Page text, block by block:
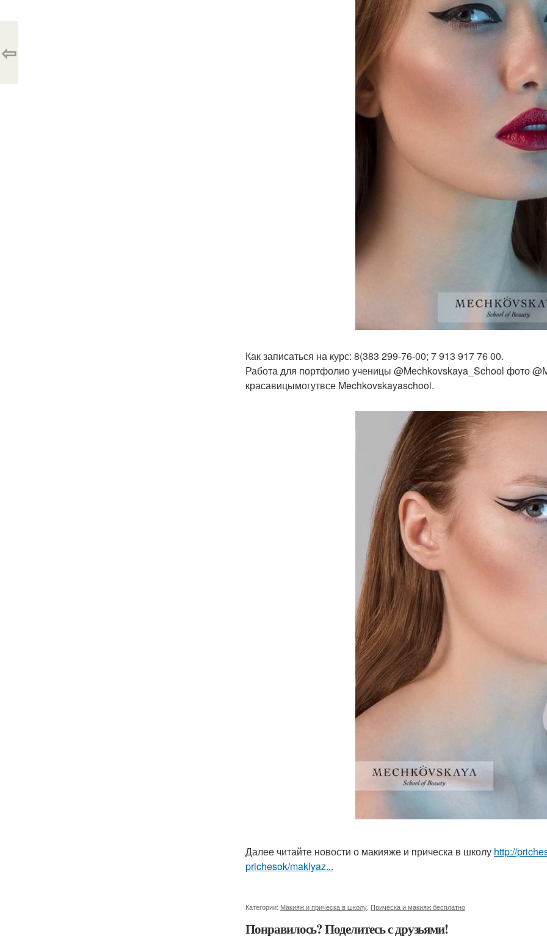
Как записаться на курс: 8(383 299-76-00; 7 913 917 76 00.
Работа для портфолио ученицы @Mechkovskaya_School фото
красавицымогутвсе Mechkovskayaschool.
Далее читайте новости о макияже и прическа в школу http://
prichesok/makiyaz...
Категории: Макияж и прическа в школу Прическа и макияж бесплатно
Понравилось? Поделитесь с друзьями!
⇦